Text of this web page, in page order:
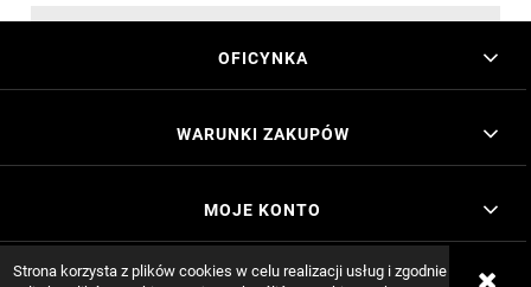
Strona korzysta z plików cookies w celu realizacji usług i zgodnie z
OFICYNKA
WARUNKI ZAKUPÓW
MOJE KONTO